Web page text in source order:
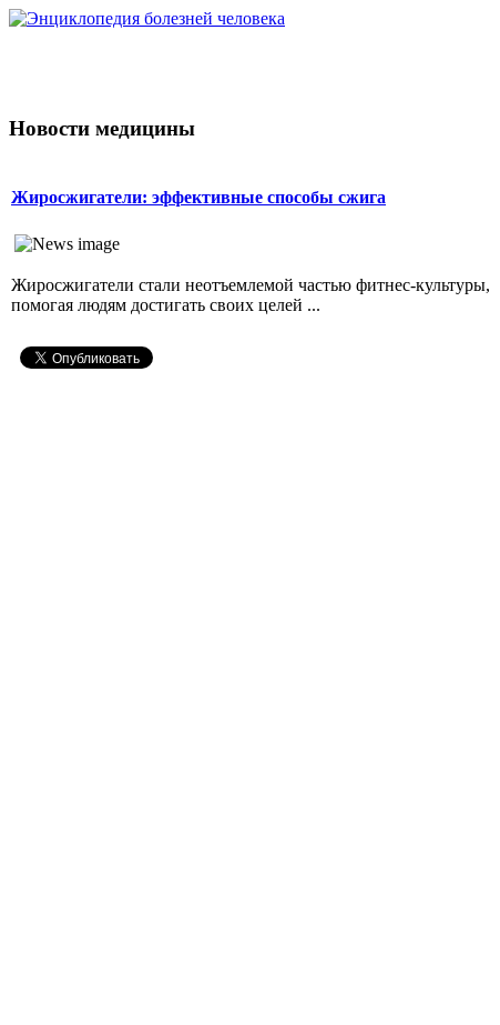
Новости медицины
Жиросжигатели: эффективные способы сжига
Жиросжигатели стали неотъемлемой частью фитнес-культуры,
помогая людям достигать своих целей ...